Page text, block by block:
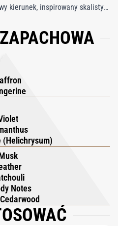
kierunek, inspirowany skalistym
Lśniąca kompozycja
i zamszu rozwija się w
rysując na skórze nową
uroku. Od jego niezwykłego
Ganymede Eau de Parfum
wymiaru, pozostawiając trwałe
Prawdziwe arcydzieło
i sztukę, otulone aurą
(Helichrysum)
Notes